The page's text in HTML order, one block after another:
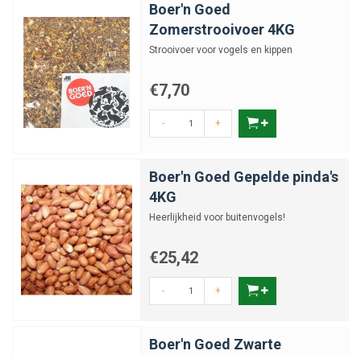
Boer'n Goed
Zomerstrooivoer 4KG
Strooivoer voor vogels en kippen
€7,70
- +
Boer'n Goed Gepelde pinda's
4KG
Heerlijkheid voor buitenvogels!
€25,42
- +
Boer'n Goed Zwarte